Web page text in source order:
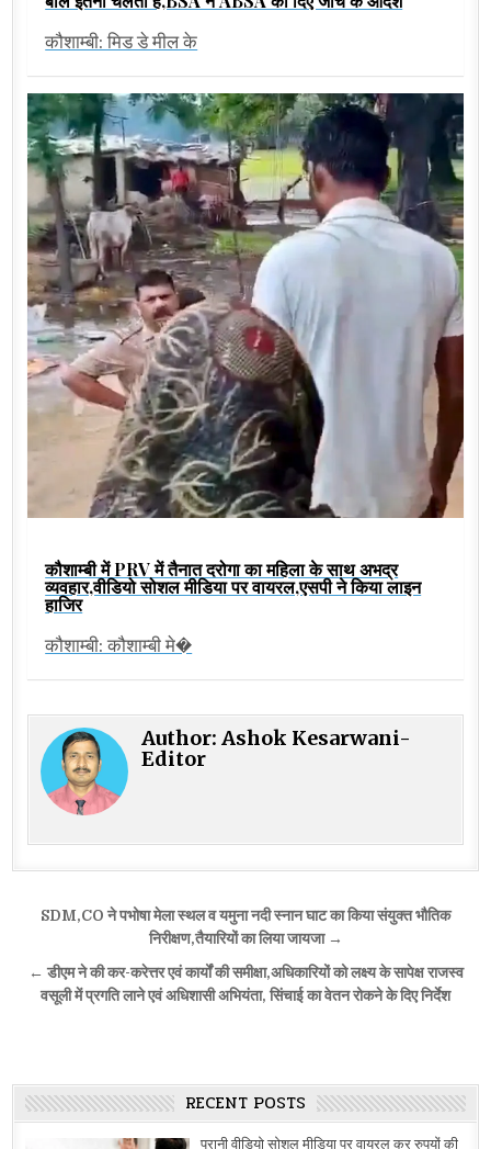
कौशाम्बी: मिड डे मील के
कौशाम्बी में PRV में तैनात दरोगा का महिला के साथ अभद्र
व्यवहार,वीडियो सोशल मीडिया पर वायरल,एसपी ने किया लाइन
हाजिर
कौशाम्बी: कौशाम्बी मे�
Author:Ashok Kesarwani-
Editor
Post
navigation
SDM,CO ने पभोषा मेला स्थल व यमुना नदी स्नान घाट का किया संयुक्त भौतिक
निरीक्षण,तैयारियों का लिया जायजा →
← डीएम ने की कर-करेत्तर एवं कार्यों की समीक्षा,अधिकारियों को लक्ष्य के सापेक्ष राजस्व
वसूली में प्रगति लाने एवं अधिशासी अभियंता, सिंचाई का वेतन रोकने के दिए निर्देश
RECENT POSTS
पुरानी वीडियो सोशल मीडिया पर वायरल कर रुपयों की